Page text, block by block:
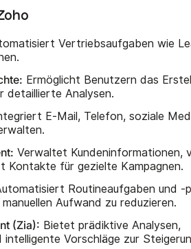
Vertriebsaufgaben wie
Ermöglicht Benutzern das
detaillierte Analysen.
E-Mail, Telefon, soziale
Verwaltet Kundeninformationen,
Kontakte für gezielte Kampagnen.
Routineaufgaben und -
Aufwand zu reduzieren.
(Zia): Bietet prädiktive Analysen,
Vorschläge zur